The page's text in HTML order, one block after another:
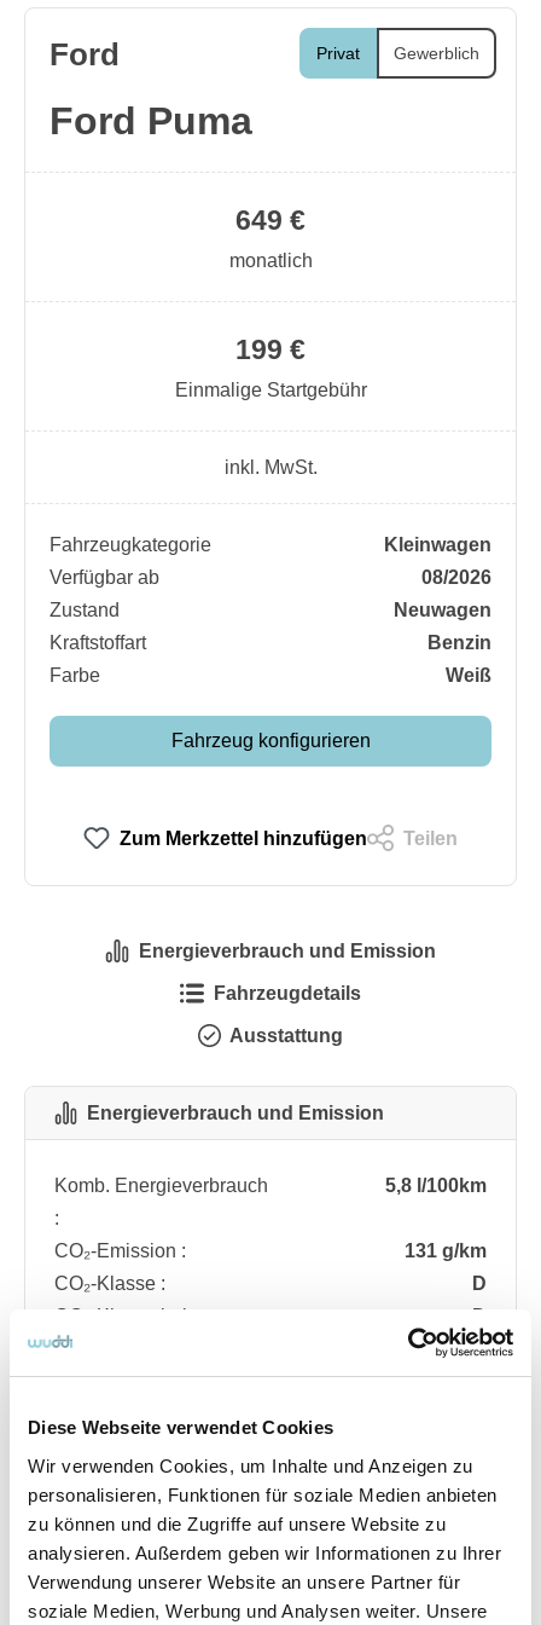
Diese Webseite verwendet Cookies
Wir verwenden Cookies, um Inhalte und Anzeigen zu
personalisieren, Funktionen für soziale Medien anbieten
zu können und die Zugriffe auf unsere Website zu
analysieren. Außerdem geben wir Informationen zu Ihrer
Verwendung unserer Website an unsere Partner für
soziale Medien, Werbung und Analysen weiter. Unsere
Privat Gewerblich
Ford
Ford Puma
199 €
Einmalige Startgebühr
649 €
monatlich
inkl. MwSt.
Fahrzeugkategorie
Kleinwagen
Verfügbar ab
08/2026
Zustand
Neuwagen
Kraftstoffart
Benzin
Farbe
Weiß
Fahrzeug konfigurieren
Zum Merkzettel hinzufügen Teilen
Energieverbrauch und Emission
Fahrzeugdetails
Ausstattung
Energieverbrauch und Emission
Komb. Energieverbrauch
:
5,8 l/100km
CO₂-Emission :
131 g/km
CO₂-Klasse :
D
CO₂-Klasse bei
entladener Batterie :
D
Fahrzeugdetails
Angebotsnummer
ABO74.14
Ausstattungslinie
ST Line
Verfügbar ab